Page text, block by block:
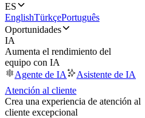
ES
EnglishTürkçePortuguês
Oportunidades
IA
Aumenta el rendimiento del
equipo con IA
Agente de IA
Asistente de IA
Atención al cliente
Crea una experiencia de atención al
cliente excepcional